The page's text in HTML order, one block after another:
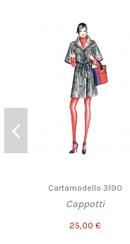
Cartamodello 3190
Cappotti
25,00 €